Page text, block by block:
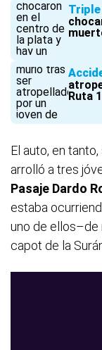
Ruta
El auto, en
arrolló a tres
Pasaje Dardo
estaba
uno de ellos–de
capot de la